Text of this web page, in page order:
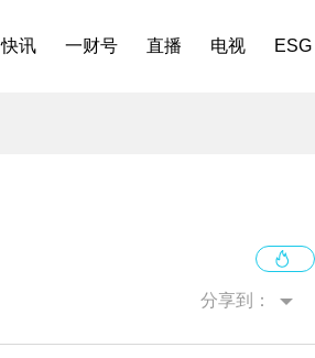
快讯 一财号 直播 电视 ESG
分享到：